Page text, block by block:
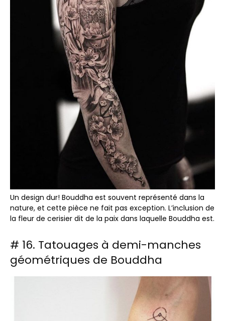
Un design dur! Bouddha est souvent représenté dans la
nature, et cette pièce ne fait pas exception. L’inclusion de
la fleur de cerisier dit de la paix dans laquelle Bouddha est.
# 16. Tatouages ​​à demi-manches
géométriques de Bouddha